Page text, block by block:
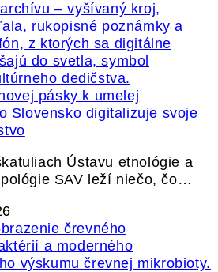
pásky k umelej
Slovensko digitalizuje svoje
Ústavu etnológie a
SAV leží niečo, čo…